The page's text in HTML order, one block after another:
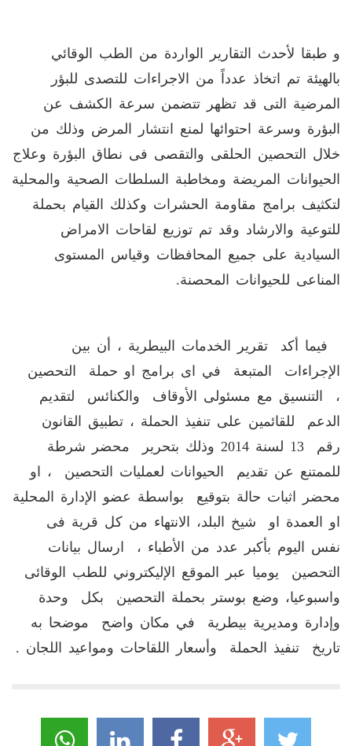
و طبقا لأحدث التقارير الواردة من الطب الوقائي
بالهيئة تم اتخاذ عدداً من الاجراءات للتصدى للبؤر
المرضية التى قد تظهر تتضمن سرعة الكشف عن
البؤرة وسرعة احتوائها لمنع انتشار المرض وذلك من
خلال التحصين الحلقى والتقصى فى نطاق البؤرة وعلاج
الحيوانات المريضة ومخاطبة السلطات الصحية والمحلية
لتكثيف برامج مقاومة الحشرات وكذلك القيام بحملة
للتوعية والارشاد وقد تم توزيع لقاحات الامراض
السيادية على جميع المحافظات وقياس المستوى
المناعى للحيوانات المحصنة.
فيما أكد تقرير الخدمات البيطرية ، أن بين
الإجراءات المتبعة في اى برامج او حملة التحصين
، التنسيق مع مسئولى الأوقاف والكنائس لتقديم
الدعم للقائمين على تنفيذ الحملة ، تطبيق القانون
رقم 13 لسنة 2014 وذلك بتحرير محضر شرطة
للممتنع عن تقديم الحيوانات لعمليات التحصين ، او
محضر اثبات حالة بتوقيع بواسطة عضو الإدارة المحلية
او العمدة او شيخ البلد، الانتهاء من كل قرية فى
نفس اليوم بأكبر عدد من الأطباء ، ارسال بيانات
التحصين يوميا عبر الموقع الإليكتروني للطب الوقائى
واسبوعيا، وضع بوستر بحملة التحصين بكل وحدة
وإدارة ومديرية بيطرية في مكان واضح موضحا به
تاريخ تنفيذ الحملة وأسعار اللقاحات ومواعيد اللجان .